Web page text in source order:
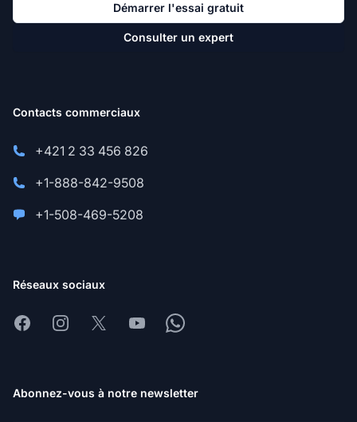
Démarrer l'essai gratuit
Consulter un expert
Contacts commerciaux
+421 2 33 456 826
+1-888-842-9508
+1-508-469-5208
Réseaux sociaux
FacebookInstagram
X YoutubeWhatsapp
Abonnez-vous à notre newsletter